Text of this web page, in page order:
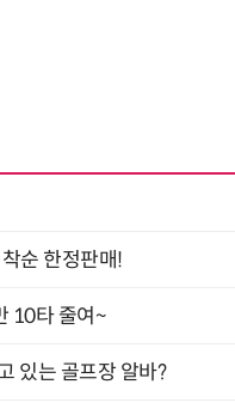
순 한정판매!
10타 줄여~
있는 골프장 알바?